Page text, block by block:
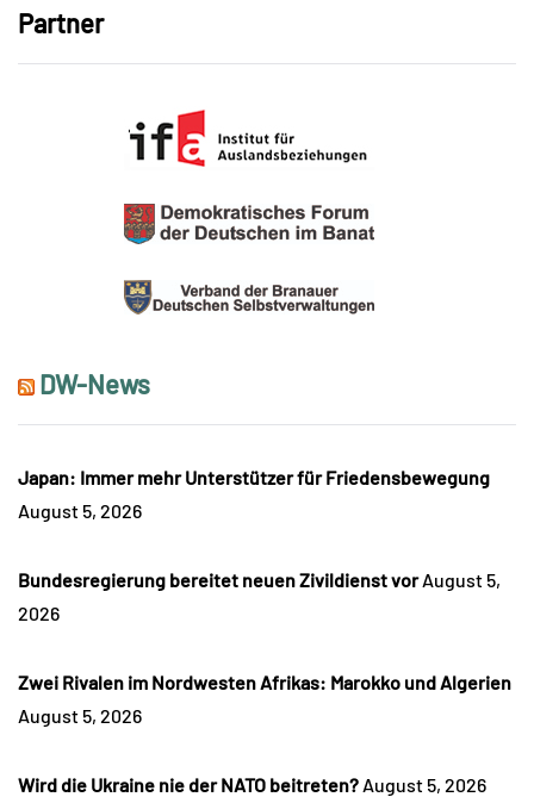
Partner
DW-News
Japan: Immer mehr Unterstützer für Friedensbewegung
August 5, 2026
Bundesregierung bereitet neuen Zivildienst vor August 5,
2026
Zwei Rivalen im Nordwesten Afrikas: Marokko und Algerien
August 5, 2026
Wird die Ukraine nie der NATO beitreten? August 5, 2026